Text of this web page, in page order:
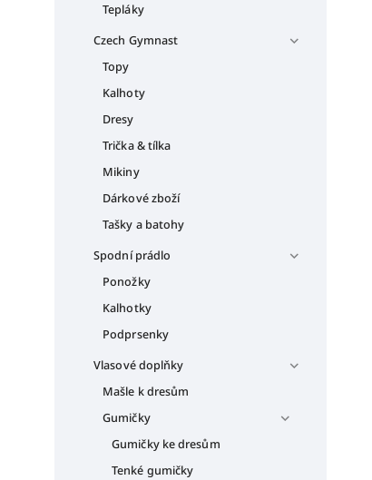
Tepláky
Czech Gymnast
Topy
Kalhoty
Dresy
Trička & tílka
Mikiny
Dárkové zboží
Tašky a batohy
Spodní prádlo
Ponožky
Kalhotky
Podprsenky
Vlasové doplňky
Mašle k dresům
Gumičky
Gumičky ke dresům
Tenké gumičky